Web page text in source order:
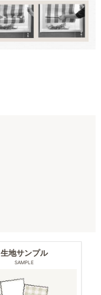
生地サンプル
SAMPLE